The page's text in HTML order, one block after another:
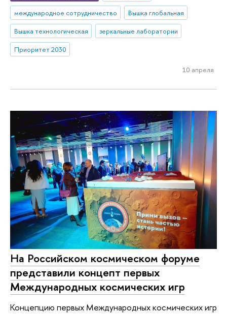
международное сотрудничество
Вышка глобальная
Вышка технологическая
зеркальные лаборатории
Приоритет 2030
10 апреля
На Российском космическом форуме
представили концепт первых
Международных космических игр
Концепцию первых Международных космических игр